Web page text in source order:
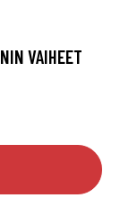
VAIHEET